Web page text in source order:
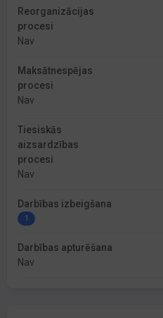
Reorganizācijas
procesi
Nav
Maksātnespējas
procesi
Nav
Tiesiskās
aizsardzības
procesi
Nav
Darbības izbeigšana
1
Darbības apturēšana
Nav